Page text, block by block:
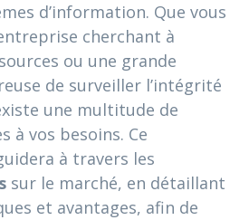
d’information. Que vous
cherchant à
ou une grande
de surveiller l’intégrité
une multitude de
à vos besoins. Ce
à travers les
sur le marché, en détaillant
et avantages, afin de